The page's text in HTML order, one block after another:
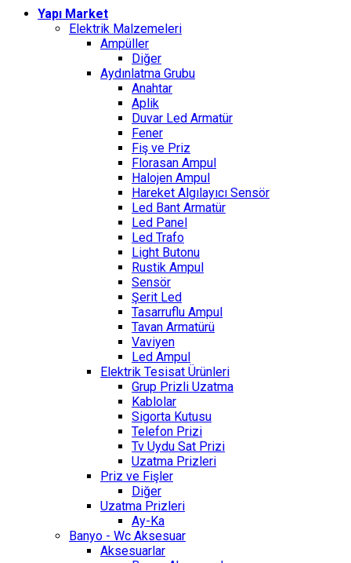
Yapı Market
Elektrik Malzemeleri
Ampüller
Diğer
Aydınlatma Grubu
Anahtar
Aplik
Duvar Led Armatür
Fener
Fiş ve Priz
Florasan Ampul
Halojen Ampul
Hareket Algılayıcı Sensör
Led Bant Armatür
Led Panel
Led Trafo
Light Butonu
Rustik Ampul
Sensör
Şerit Led
Tasarruflu Ampul
Tavan Armatürü
Vaviyen
Led Ampul
Elektrik Tesisat Ürünleri
Grup Prizli Uzatma
Kablolar
Sigorta Kutusu
Telefon Prizi
Tv Uydu Sat Prizi
Uzatma Prizleri
Priz ve Fişler
Diğer
Uzatma Prizleri
Ay-Ka
Banyo - Wc Aksesuar
Aksesuarlar